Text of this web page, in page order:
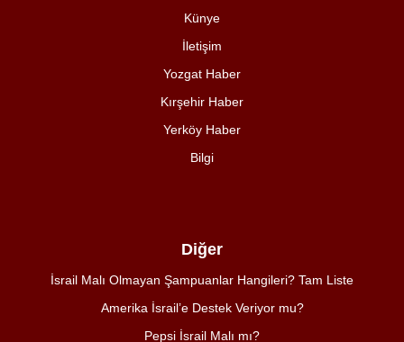
Künye
İletişim
Yozgat Haber
Kırşehir Haber
Yerköy Haber
Bilgi
Diğer
İsrail Malı Olmayan Şampuanlar Hangileri? Tam Liste
Amerika İsrail’e Destek Veriyor mu?
Pepsi İsrail Malı mı?